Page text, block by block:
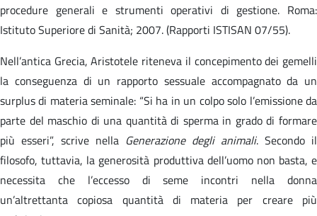
procedure generali e strumenti operativi di gestione. Roma:
Istituto Superiore di Sanità; 2007. (Rapporti ISTISAN 07/55).​
Nell’antica Grecia, Aristotele riteneva il concepimento dei gemelli
la conseguenza di un rapporto sessuale accompagnato da un
surplus di materia seminale: “Si ha in un colpo solo l’emissione da
parte del maschio di una quantità di sperma in grado di formare
più esseri”, scrive nella Generazione degli animali. Secondo il
filosofo, tuttavia, la generosità produttiva dell’uomo non basta, e
necessita che l’eccesso di seme incontri nella donna
un’altrettanta copiosa quantità di materia per creare più